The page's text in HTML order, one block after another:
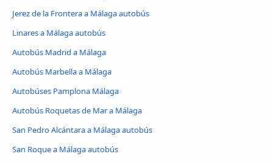
Jerez de la Frontera a Málaga autobús
Linares a Málaga autobús
Autobús Madrid a Málaga
Autobús Marbella a Málaga
Autobúses Pamplona Málaga
Autobús Roquetas de Mar a Málaga
San Pedro Alcántara a Málaga autobús
San Roque a Málaga autobús